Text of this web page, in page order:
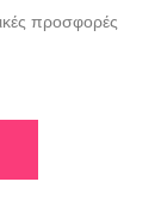
προσφορές